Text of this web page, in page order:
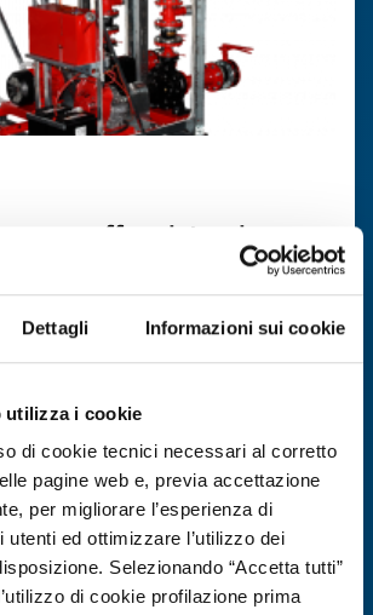
Dettagli Informazioni sui cookie
utilizza i cookie
di cookie tecnici necessari al corretto
pagine web e, previa accettazione
per migliorare l’esperienza di
utenti ed ottimizzare l’utilizzo dei
Selezionando “Accetta tutti”
di cookie profilazione prima
greco offre sistemi
industriali
on19 novembre 2026